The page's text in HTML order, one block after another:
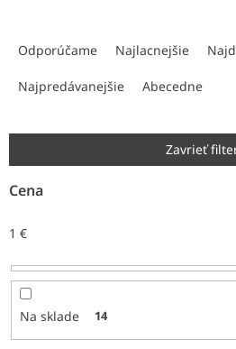
i
p
r
d
u
k
t
Odporúčame Najlacnejšie
Najpredávanejšie Abecedne
Zavrieť
Cena
1 €
Na sklade 14